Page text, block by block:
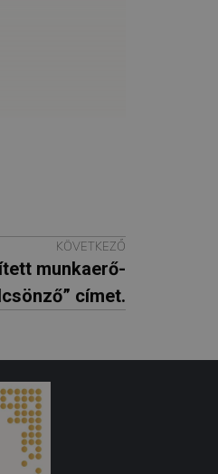
KÖVETKEZŐ
munkaerő-
címet.